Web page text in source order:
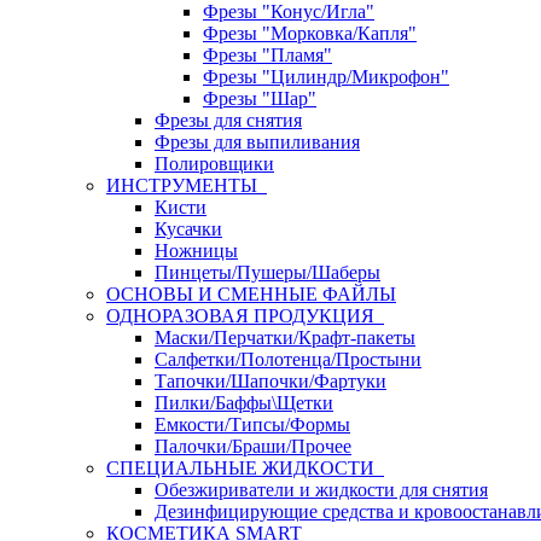
Фрезы "Конус/Игла"
Фрезы "Морковка/Капля"
Фрезы "Пламя"
Фрезы "Цилиндр/Микрофон"
Фрезы "Шар"
Фрезы для снятия
Фрезы для выпиливания
Полировщики
ИНСТРУМЕНТЫ
Кисти
Кусачки
Ножницы
Пинцеты/Пушеры/Шаберы
ОСНОВЫ И СМЕННЫЕ ФАЙЛЫ
ОДНОРАЗОВАЯ ПРОДУКЦИЯ
Маски/Перчатки/Крафт-пакеты
Салфетки/Полотенца/Простыни
Тапочки/Шапочки/Фартуки
Пилки/Баффы\Щетки
Емкости/Типсы/Формы
Палочки/Браши/Прочее
СПЕЦИАЛЬНЫЕ ЖИДКОСТИ
Обезжириватели и жидкости для снятия
Дезинфицирующие средства и
КОСМЕТИКА SMART